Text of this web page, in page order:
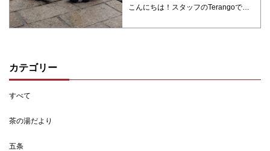
カテゴリー
すべて
茶の湯だより
五条
こんにちは！スタッフのTerangoです。 この夢館ブログでは 様々な推しコーデブログを掲載しているのですがなんといっても夢館はかわいい着物はもちろん、少々𝑵𝑬𝑶な(?)色柄のものまで様々な着物や小物をご用意しております ・・・